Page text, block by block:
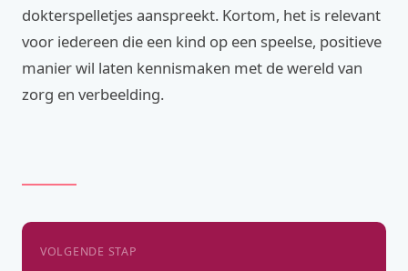
dokterspelletjes aanspreekt. Kortom, het is relevant
voor iedereen die een kind op een speelse, positieve
manier wil laten kennismaken met de wereld van
zorg en verbeelding.
VOLGENDE STAP